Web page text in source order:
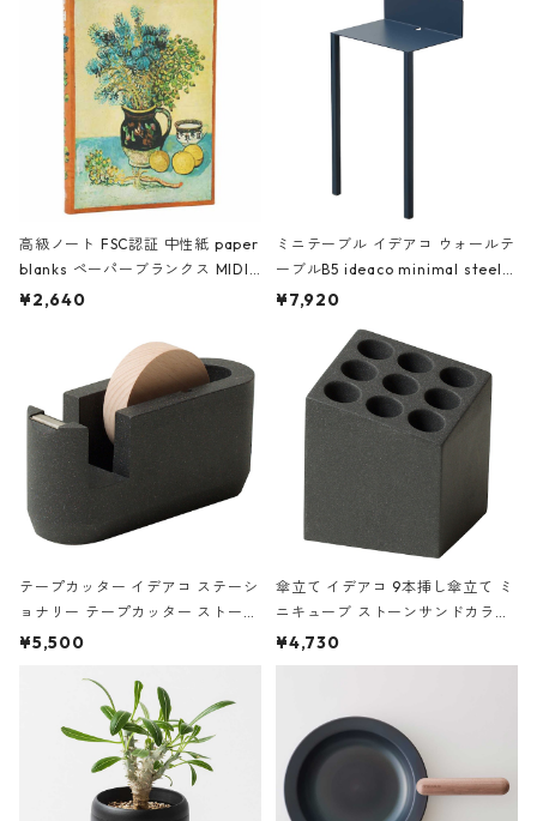
高級ノート FSC認証 中性紙 paper
blanks ペーパーブランクス MIDI
ハードカバー 罫線 ヴァン・ゴッホ
¥2,640
ミニテーブル イデアコ ウォールテ
ーブルB5 ideaco minimal steel f
urniture WALL Table B5 ネイビー
¥7,920
テープカッター イデアコ ステーシ
ョナリー テープカッター ストーン
サンドカラー 石調 ideaco Station
¥5,500
傘立て イデアコ 9本挿し傘立て ミ
ニキューブ ストーンサンドカラー
石調 ideaco Umbrella Stand CUB
E ストーンサンドブラック
¥4,730